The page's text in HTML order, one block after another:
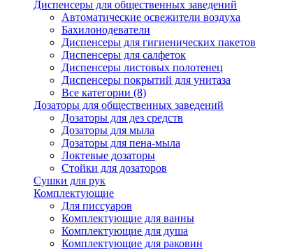
Диспенсеры для общественных заведений
Автоматические освежители воздуха
Бахилонодеватели
Диспенсеры для гигиенических пакетов
Диспенсеры для салфеток
Диспенсеры листовых полотенец
Диспенсеры покрытий для унитаза
Все категории (8)
Дозаторы для общественных заведений
Дозаторы для дез средств
Дозаторы для мыла
Дозаторы для пена-мыла
Локтевые дозаторы
Стойки для дозаторов
Сушки для рук
Комплектующие
Для писсуаров
Комплектующие для ванны
Комплектующие для душа
Комплектующие для раковин